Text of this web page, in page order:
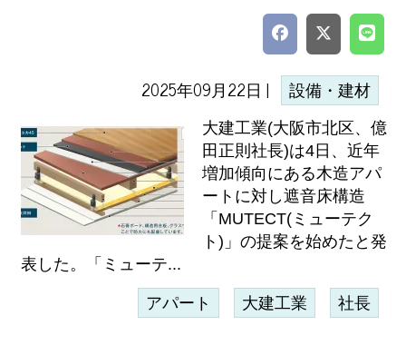
2025年09月22日 | 設備・建材
大建工業(大阪市北区、億
田正則社長)は4日、近年
増加傾向にある木造アパ
ートに対し遮音床構造
「MUTECT(ミューテク
ト)」の提案を始めたと発
表した。「ミューテ...
アパート 大建工業 社長